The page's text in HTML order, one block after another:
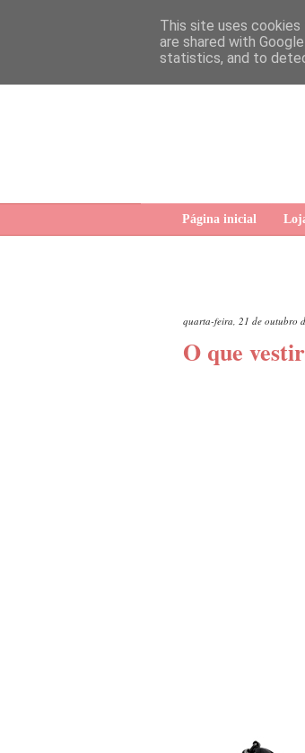
Página inicial
quarta-feira, 21 de outubro
O que
This site uses
are shared with
statistics, and to